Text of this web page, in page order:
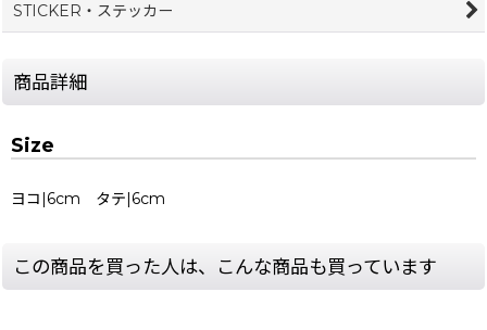
STICKER・ステッカー
商品詳細
Size
ヨコ|6cm タテ|6cm
この商品を買った人は、こんな商品も買っています